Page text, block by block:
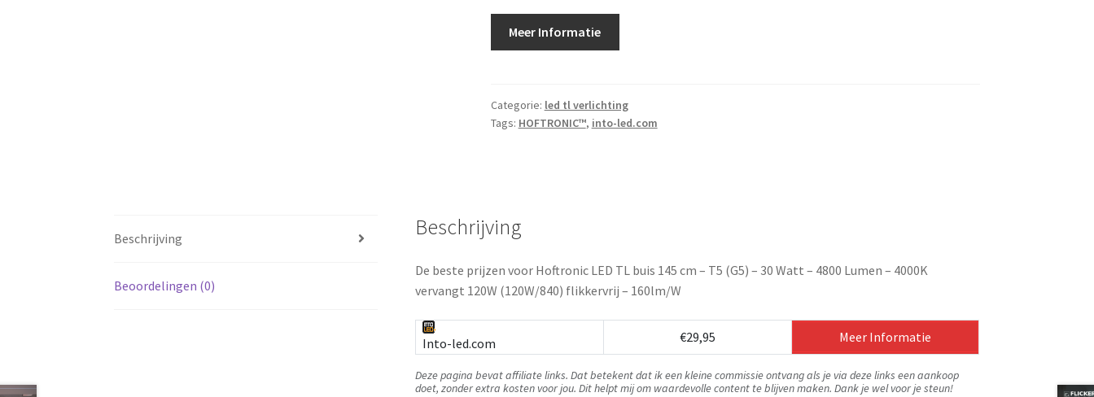
Meer Informatie
Categorie: led tl verlichting
Tags: HOFTRONIC™, into-led.com
Beschrijving
Beoordelingen (0)
Beschrijving
De beste prijzen voor Hoftronic LED TL buis 145 cm – T5 (G5) – 30 Watt – 4800 Lumen – 4000K
vervangt 120W (120W/840) flikkervrij – 160lm/W
Into-led.com €29,95 Meer Informatie
Deze pagina bevat affiliate links. Dat betekent dat ik een kleine commissie ontvang als je via deze links een aankoop
doet, zonder extra kosten voor jou. Dit helpt mij om waardevolle content te blijven maken. Dank je wel voor je steun!